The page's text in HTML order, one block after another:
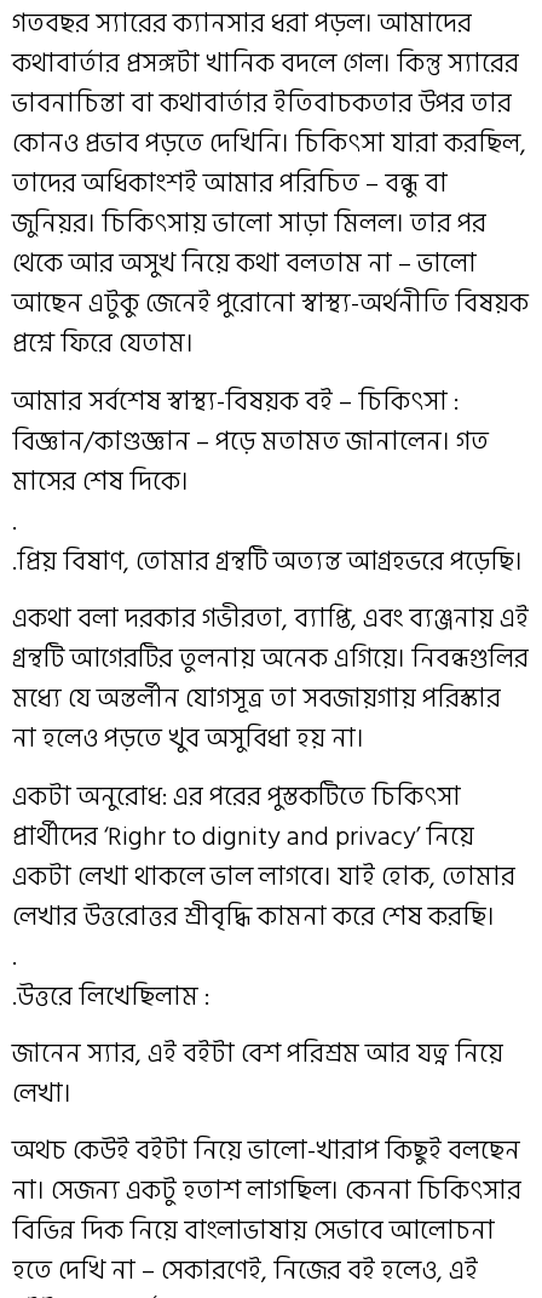
গতবছর স্যারের ক্যানসার ধরা পড়ল। আমাদের
কথাবার্তার প্রসঙ্গটা খানিক বদলে গেল। কিন্তু স্যারের
ভাবনাচিন্তা বা কথাবার্তার ইতিবাচকতার উপর তার
কোনও প্রভাব পড়তে দেখিনি। চিকিৎসা যারা করছিল,
তাদের অধিকাংশই আমার পরিচিত – বন্ধু বা
জুনিয়র। চিকিৎসায় ভালো সাড়া মিলল। তার পর
থেকে আর অসুখ নিয়ে কথা বলতাম না – ভালো
আছেন এটুকু জেনেই পুরোনো স্বাস্থ্য-অর্থনীতি বিষয়ক
প্রশ্নে ফিরে যেতাম।
আমার সর্বশেষ স্বাস্থ্য-বিষয়ক বই – চিকিৎসা :
বিজ্ঞান/কাণ্ডজ্ঞান – পড়ে মতামত জানালেন। গত
মাসের শেষ দিকে।
.
.প্রিয় বিষাণ, তোমার গ্রন্থটি অত্যন্ত আগ্রহভরে পড়েছি।
একথা বলা দরকার গভীরতা, ব্যাপ্তি, এবং ব্যঞ্জনায় এই
গ্রন্থটি আগেরটির তুলনায় অনেক এগিয়ে। নিবন্ধগুলির
মধ্যে যে অন্তর্লীন যোগসূত্র তা সবজায়গায় পরিস্কার
না হলেও পড়তে খুব‌ অসুবিধা হয় না।
একটা অনুরোধ: এর পরের পুস্তকটিতে চিকিৎসা
প্রার্থীদের ‘Righr to dignity and privacy’ নিয়ে
একটা লেখা থাকলে ভাল লাগবে। যাই হোক, তোমার
লেখার উত্তরোত্তর শ্রীবৃদ্ধি কামনা‌ করে শেষ করছি।
.
.উত্তরে লিখেছিলাম :
জানেন স্যার, এই বইটা বেশ পরিশ্রম আর যত্ন নিয়ে
লেখা।
অথচ কেউই বইটা নিয়ে ভালো-খারাপ কিছুই বলছেন
না। সেজন্য একটু হতাশ লাগছিল। কেননা চিকিৎসার
বিভিন্ন দিক নিয়ে বাংলাভাষায় সেভাবে আলোচনা
হতে দেখি না – সেকারণেই, নিজের বই হলেও, এই